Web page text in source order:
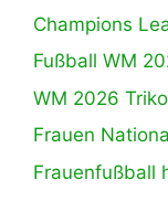
Champions
Fußball WM
WM 2026
Frauen
Frauenfußball